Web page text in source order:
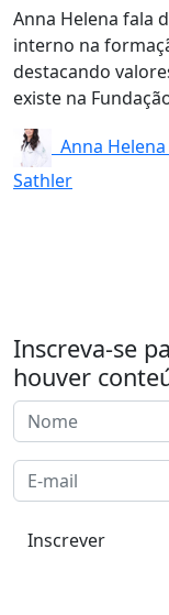
Anna Helena fala
interno na
destacando
existe na
Anna
Sathler
Inscreva-se
houver
Inscrever